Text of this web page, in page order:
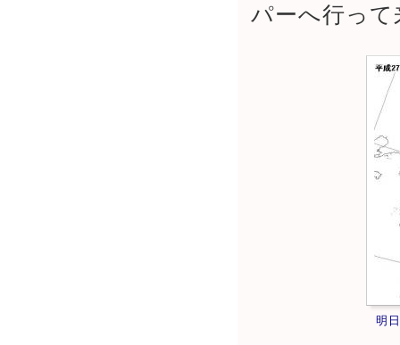
パーへ行って
明